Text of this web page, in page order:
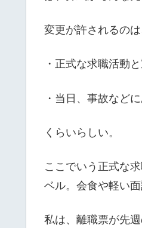
変更が許されるのは
・正式な求職活動
・当日、事故など
くらいらしい。
ここでいう正式な
ベル。会食や軽い
私は、離職票が先